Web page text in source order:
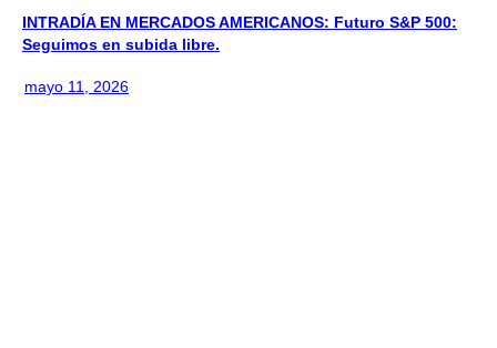
INTRADÍA EN MERCADOS AMERICANOS: Futuro S&P 500:
Seguimos en subida libre.
mayo 11, 2026